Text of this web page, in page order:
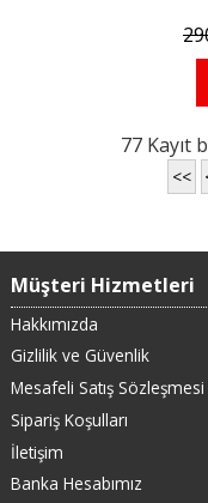
77 Kayıt
<<
Müşteri Hizmetleri
Hakkımızda
Gizlilik ve Güvenlik
Mesafeli Satış Sözleşmesi
Sipariş Koşulları
İletişim
Banka Hesabımız